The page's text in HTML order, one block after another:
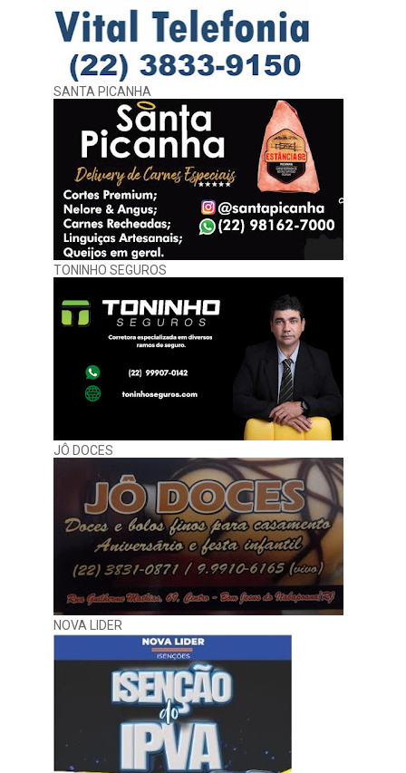
SANTA PICANHA
TONINHO SEGUROS
JÔ DOCES
NOVA LIDER